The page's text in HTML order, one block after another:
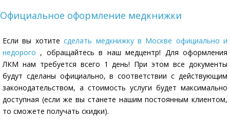
Официальное оформление медкнижки
Если вы хотитесделать медкнижку в Москве официально и
недорого , обращайтесь в наш медцентр! Для оформления
ЛКМ нам требуется всего 1 день! При этом все документы
будут сделаны официально, в соответствии с действующим
законодательством, а стоимость услуги будет максимально
доступная (если же вы станете нашим постоянным клиентом,
то сможете получать скидки).